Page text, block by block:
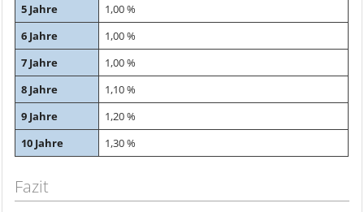
5 Jahre
1,00 %
6 Jahre
1,00 %
7 Jahre
1,00 %
8 Jahre
1,10 %
9 Jahre
1,20 %
10 Jahre
1,30 %
Fazit